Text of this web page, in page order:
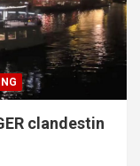
clandestin